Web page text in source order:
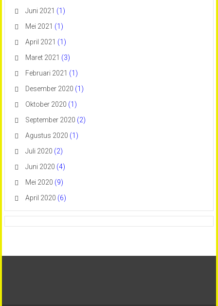
Juni 2021 (1)
Mei 2021 (1)
April 2021 (1)
Maret 2021 (3)
Februari 2021 (1)
Desember 2020 (1)
Oktober 2020 (1)
September 2020 (2)
Agustus 2020 (1)
Juli 2020 (2)
Juni 2020 (4)
Mei 2020 (9)
April 2020 (6)